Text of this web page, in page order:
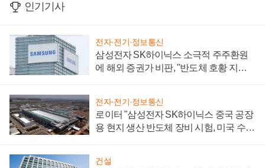
인기기사
전자·전기·정보통신
삼성전자 SK하이닉스 소극적 주주환원
에 해외 증권가 비판, "반도체 호황 지속
전자·전기·정보통신
로이터 "삼성전자 SK하이닉스 중국 공장
용 현지 생산 반도체 장비 시험, 미국 수출
건설